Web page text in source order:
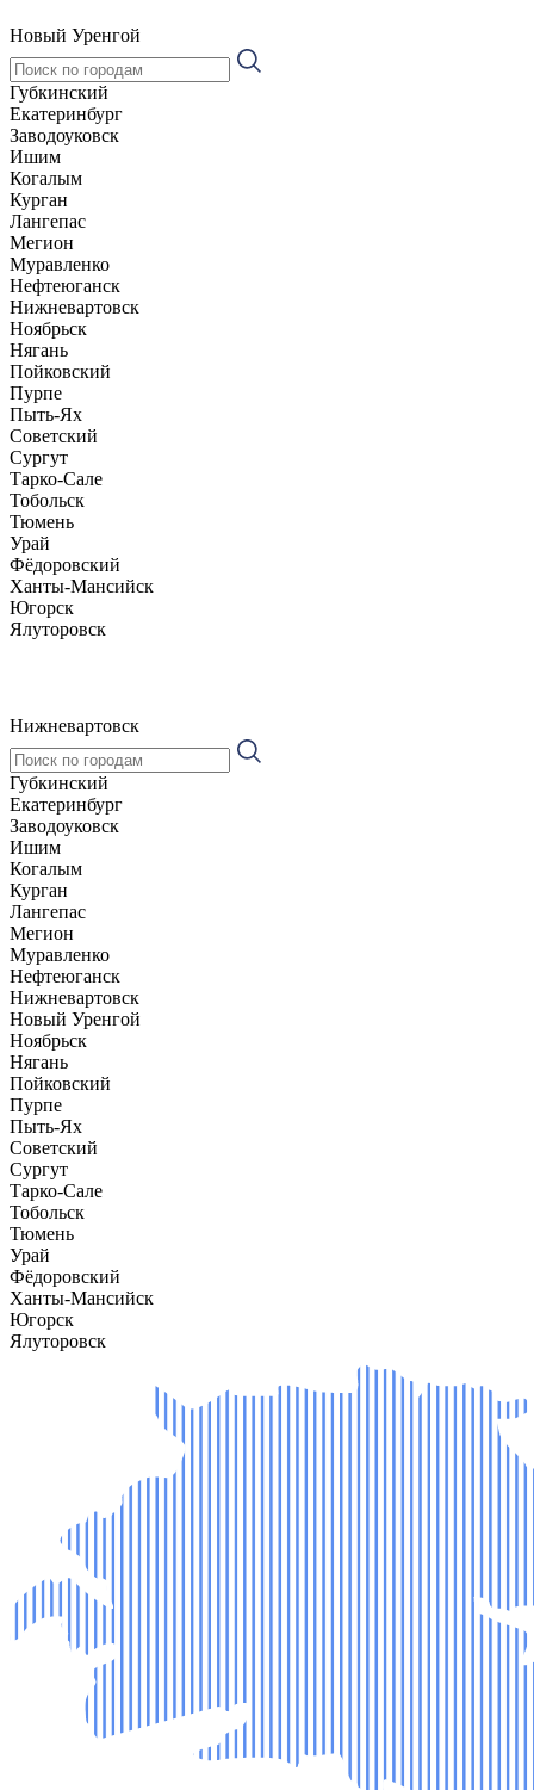
Новый Уренгой
Губкинский
Екатеринбург
Заводоуковск
Ишим
Когалым
Курган
Лангепас
Мегион
Муравленко
Нефтеюганск
Нижневартовск
Ноябрьск
Нягань
Пойковский
Пурпе
Пыть-Ях
Советский
Сургут
Тарко-Сале
Тобольск
Тюмень
Урай
Фёдоровский
Ханты-Мансийск
Югорск
Ялуторовск
Нижневартовск
Губкинский
Екатеринбург
Заводоуковск
Ишим
Когалым
Курган
Лангепас
Мегион
Муравленко
Нефтеюганск
Нижневартовск
Новый Уренгой
Ноябрьск
Нягань
Пойковский
Пурпе
Пыть-Ях
Советский
Сургут
Тарко-Сале
Тобольск
Тюмень
Урай
Фёдоровский
Ханты-Мансийск
Югорск
Ялуторовск